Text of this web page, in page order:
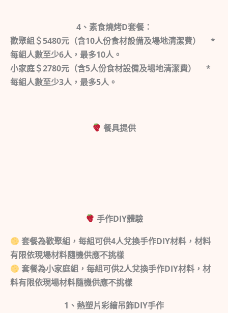
4、 素食燒烤D套餐：
歡聚組＄5480元（含10人份食材設備及場地清潔費） *
每組人數至少6人，最多10人。
小家庭＄2780元（含5人份食材設備及場地清潔費） *
每組人數至少3人，最多5人。
餐具提供
手作DIY體驗
套餐為歡聚組，每組可供4人兌換手作DIY材料，材料
有限依現場材料隨機供應不挑樣
套餐為小家庭組，每組可供2人兌換手作DIY材料，材
料有限依現場材料隨機供應不挑樣
1、熱塑片彩繪吊飾DIY手作